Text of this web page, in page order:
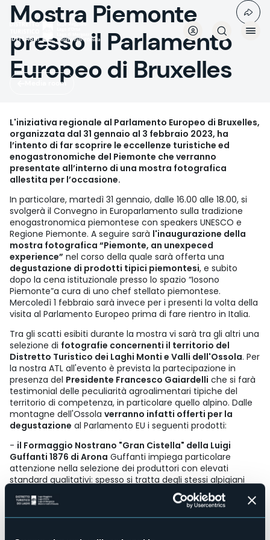
Salta
principale
Media room
Mostra Piemonte
presso il Parlamento
Europeo di Bruxelles
L'iniziativa regionale al Parlamento Europeo di Bruxelles,
organizzata dal 31 gennaio al 3 febbraio 2023, ha
l’intento di far scoprire le eccellenze turistiche ed
enogastronomiche del Piemonte che verranno
presentate all’interno di una mostra fotografica
allestita per l’occasione.
In particolare, martedì 31 gennaio, dalle 16.00 alle 18.00, si
svolgerà il Convegno in Europarlamento sulla tradizione
enogastronomica piemontese con speakers UNESCO e
Regione Piemonte. A seguire sarà l'inaugurazione della
mostra fotografica “Piemonte, an unexpeced
experience” nel corso della quale sarà offerta una
degustazione di prodotti tipici piemontesi, e subito
dopo la cena istituzionale presso lo spazio “Iosono
Piemonte”a cura di uno chef stellato piemontese.
Mercoledì 1 febbraio sarà invece per i presenti la volta della
visita al Parlamento Europeo prima di fare rientro in Italia.
Tra gli scatti esibiti durante la mostra vi sarà tra gli altri una
selezione di fotografie concernenti il territorio del
Distretto Turistico dei Laghi Monti e Valli dell'Ossola. Per
la nostra ATL all'evento è prevista la partecipazione in
presenza del Presidente Francesco Gaiardelli che si farà
testimonial delle peculiarità agroalimentari tipiche del
territorio di competenza, in particolare quello alpino. Dalle
montagne dell'Ossola verranno infatti offerti per la
degustazione al Parlamento EU i seguenti prodotti:
- il Formaggio Nostrano "Gran Cistella" della Luigi
Guffanti 1876 di Arona Guffanti impiega particolare
attenzione nella selezione dei produttori con elevati
standard qualitativi: spesso si tratta degli stessi alpigiani
che nei mesi dell’anno in cui restano a fondovalle si
dedicano alle tome “di casa” con la medesima abilità
mostrata in alpeggio, anche se il latte è diverso, privo dei
produzione della Valle Antigorio, una delle vallate